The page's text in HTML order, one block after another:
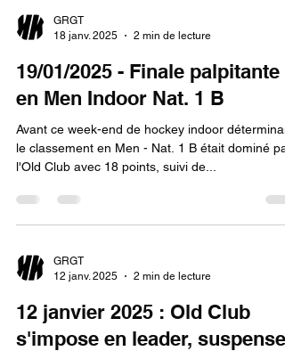
GRGT
18 janv. 2025
2 min de lecture
19/01/2025 - Finale palpitante
en Men Indoor Nat. 1 B
Avant ce week-end de hockey indoor
le classement en Men - Nat. 1 B était dominé par
l'Old Club avec 18 points, suivi de...
GRGT
12 janv. 2025
2 min de lecture
12 janvier 2025 : Old Club
s'impose en leader, suspense